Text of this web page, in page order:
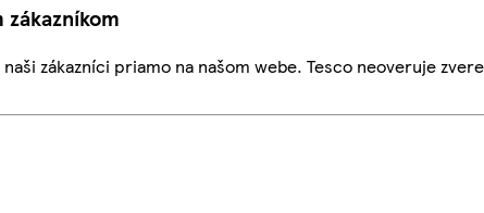
zákazníci priamo na našom webe. Tesco neoveruje